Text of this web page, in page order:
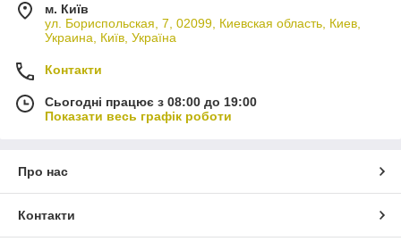
м. Київ
ул. Бориспольская, 7, 02099, Киевская область, Киев,
Украина, Київ, Україна
Контакти
Сьогодні працює з 08:00 до 19:00
Показати весь графік роботи
Про нас
Контакти